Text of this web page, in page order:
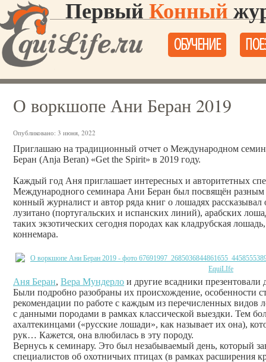
Первый Конный
ОБУЧЕНИЕ
О воркшопе Ани Беран 2019
Опубликовано: 3 июня, 2022
Приглашаю на традиционный отчет о Международном
Беран (Anja Beran) «Get the Spirit» в 2019 году.
Каждый год Аня приглашает интересных и авторитетных
Международного семинара Ани Беран был посвящён
конный журналист и автор ряда книг о лошадях
лузитано (португальских и испанских линий), арабских
таких экзотических сегодня породах как кладрубская
коннемара.
Аня Беран, Вера Мундерло и другие всадники
Были подробно разобраны их происхождение, особенности
рекомендации по работе с каждым из перечисленных видов
с данными породами в рамках классической выездки. Тем
ахалтекинцами («русские лошади», как называет их она),
рук… Кажется, она влюбилась в эту породу.
Вернусь к семинару. Это был незабываемый день, который
специалистов об охотничьих птицах (в рамках расширения